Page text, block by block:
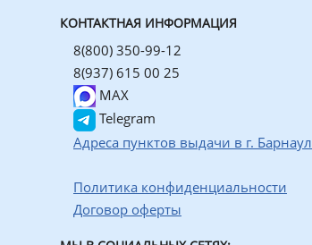
КОНТАКТНАЯ ИНФОРМАЦИЯ
8(800) 350-99-12
8(937) 615 00 25
MAX
Telegram
Адреса пунктов выдачи в г. Барнаул
Политика конфиденциальности
Договор оферты